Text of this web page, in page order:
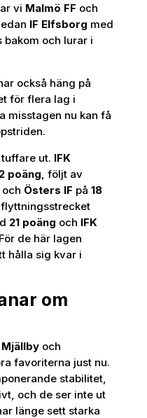
vi Malmö FF och
IF Elfsborg med
bakom och lurar i
också häng på
för flera lag i
misstagen nu kan få
ut. IFK
poäng, följt av
och Östers IF på 18
21 poäng och IFK
de här lagen
hålla sig kvar i
om
Mjällbyoch
favoriterna just nu.
stabilitet,
och de ser inte ut
länge sett starka